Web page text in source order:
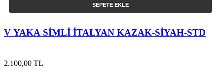
SEPETE EKLE
V YAKA SİMLİ İTALYAN KAZAK-SİYAH-STD
2.100,00 TL